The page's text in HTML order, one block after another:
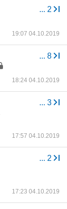
... 2
19:07 04.10.2019
... 8
18:24 04.10.2019
... 3
17:57 04.10.2019
... 2
17:23 04.10.2019